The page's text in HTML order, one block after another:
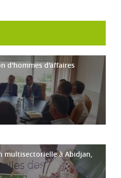
d'hommes d'affaires
multisectorielle à Abidjan,